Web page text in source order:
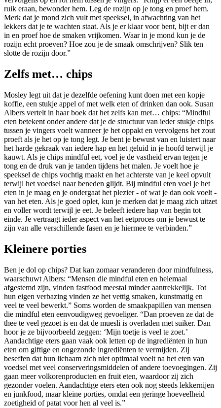
ruik eraan, bewonder hem. Leg de rozijn op je tong en proef hem.
Merk dat je mond zich vult met speeksel, in afwachting van het
lekkers dat je te wachten staat. Als je er klaar voor bent, bijt er dan
in en proef hoe de smaken vrijkomen. Waar in je mond kun je de
rozijn echt proeven? Hoe zou je de smaak omschrijven? Slik ten
slotte de rozijn door.”
Zelfs met… chips
Mosley legt uit dat je dezelfde oefening kunt doen met een kopje
koffie, een stukje appel of met welk eten of drinken dan ook. Susan
Albers vertelt in haar boek dat het zelfs kan met… chips: “Mindful
eten betekent onder andere dat je de structuur van ieder stukje chips
tussen je vingers voelt wanneer je het oppakt en vervolgens het zout
proeft als je het op je tong legt. Je bent je bewust van en luistert naar
het harde gekraak van iedere hap en het geluid in je hoofd terwijl je
kauwt. Als je chips mindful eet, voel je de vastheid ervan tegen je
tong en de druk van je tanden tijdens het malen. Je voelt hoe je
speeksel de chips vochtig maakt en het achterste van je keel opvult
terwijl het voedsel naar beneden glijdt. Bij mindful eten voel je het
eten in je maag en je ondergaat het plezier - of wat je dan ook voelt -
van het eten. Als je goed oplet, kun je merken dat je maag zich uitzet
en voller wordt terwijl je eet. Je beleeft iedere hap van begin tot
einde. Je vertraagt ieder aspect van het eetproces om je bewust te
zijn van alle verschillende fasen en je hiermee te verbinden.”
Kleinere porties
Ben je dol op chips? Dat kan zomaar veranderen door mindfulness,
waarschuwt Albers: “Mensen die mindful eten en helemaal
afgestemd zijn, vinden fastfood meestal minder aantrekkelijk. Tot
hun eigen verbazing vinden ze het vettig smaken, kunstmatig en
veel te veel bewerkt.” Soms worden de smaakpapillen van mensen
die mindful eten eenvoudigweg gevoeliger. “Dan proeven ze dat de
thee te veel gezoet is en dat de muesli is overladen met suiker. Dan
hoor je ze bijvoorbeeld zeggen: ‘Mijn toetje is veel te zoet.’
Aandachtige eters gaan vaak ook letten op de ingrediënten in hun
eten om giftige en ongezonde ingrediënten te vermijden. Zij
beseffen dat hun lichaam zich niet optimaal voelt na het eten van
voedsel met veel conserveringsmiddelen of andere toevoegingen. Zij
gaan meer volkorenproducten en fruit eten, waardoor zij zich
gezonder voelen. Aandachtige eters eten ook nog steeds lekkernijen
en junkfood, maar kleine porties, omdat een geringe hoeveelheid
zoetigheid of patat voor hen al veel is.”